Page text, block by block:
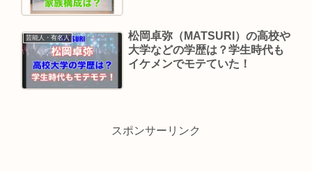
芸能人・有名人
松岡卓弥（MATSURI）の高校や
大学などの学歴は？学生時代も
イケメンでモテていた！
スポンサーリンク